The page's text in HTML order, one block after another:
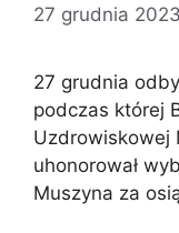
27 grudnia 2023
27 grudnia
podczas której
Uzdrowiskowej
uhonorował
Muszyna za